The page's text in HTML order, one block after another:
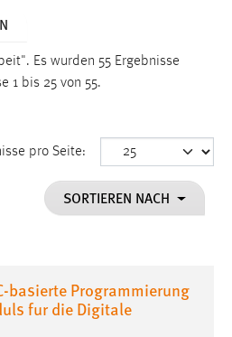
Es wurden 55 Ergebnisse
1 bis 25 von 55.
pro Seite:
SORTIEREN NACH
basierte Programmierung
fur die Digitale
die ausgewählten Einverständnis-